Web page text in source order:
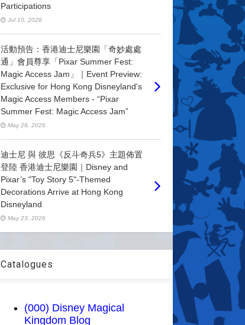
Participations
Jul 10, 2026
活動預告：香港迪士尼樂園「奇妙處處
通」會員尊享「Pixar Summer Fest:
Magic Access Jam」｜Event Preview:
Exclusive for Hong Kong Disneyland's
Magic Access Members - “Pixar
Summer Fest: Magic Access Jam”
May 28, 2026
迪士尼 與 彼思《反斗奇兵5》主題佈置
登陸 香港迪士尼樂園｜Disney and
Pixar’s "Toy Story 5"-Themed
Decorations Arrive at Hong Kong
Disneyland
May 23, 2026
Catalogues
(000) Disney Magical
Kingdom Blog